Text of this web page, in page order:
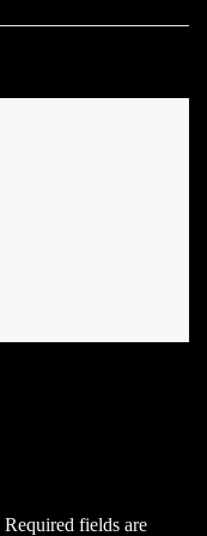
Required fields are